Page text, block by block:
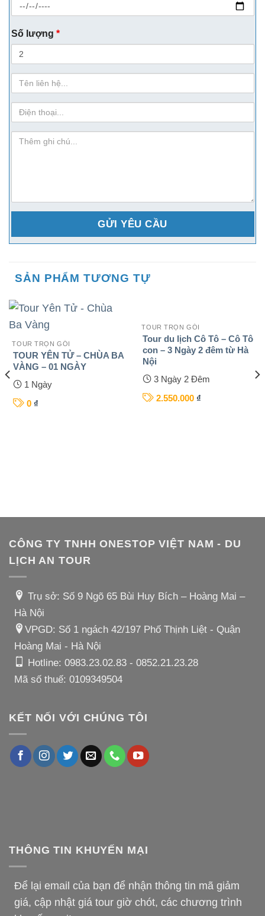
Số lượng *
Họ
Tên
sdt
ghi-
SẢN PHẨM TƯƠNG TỰ
TOUR TRỌN GÓI
TOUR YÊN TỬ – CHÙA BA
VÀNG – 01 NGÀY
1 Ngày
0 ₫
TOUR TRỌN GÓI
Tour du lịch Cô Tô – Cô Tô
con – 3 Ngày 2 đêm từ Hà
Nội
3 Ngày 2 Đêm
2.550.000 ₫
CÔNG TY TNHH ONESTOP VIỆT NAM - DU
LỊCH AN TOUR
Trụ sở: Số 9 Ngõ 65 Bùi Huy Bích – Hoàng Mai –
Hà Nội
VPGD: Số 1 ngách 42/197 Phố Thịnh Liệt - Quận
Hoàng Mai - Hà Nội
Hotline: 0983.23.02.83- 0852.21.23.28
Mã số thuế: 0109349504
KẾT NỐI VỚI CHÚNG TÔI
THÔNG TIN KHUYẾN MẠI
Để lại email của bạn để nhận thông tin mã giảm
giá, cập nhật giá tour giờ chót, các chương trình